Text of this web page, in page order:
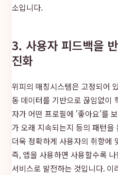
소입니다.
3. 사용자 피드백을
진화
위피의 매칭시스템은 고정되어
동 데이터를 기반으로 끊임없이
자가 어떤 프로필에 '좋아요'를
가 오래 지속되는지 등의 패턴
더욱 정확하게 사용자의 취향에
즉, 앱을 사용하면 사용할수록
서비스로 발전하는 것입니다.